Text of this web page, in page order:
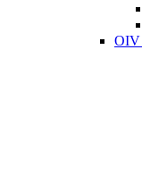
OIV